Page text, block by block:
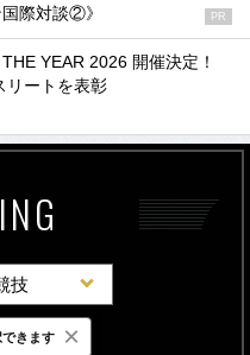
際対談②》
PR
YEAR 2026 開催決定！
リートを表彰
技
週間
きます ×